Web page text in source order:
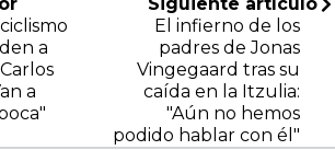
a
a
El infierno de los
padres de Jonas
Vingegaard tras su
caída en la Itzulia:
"Aún no hemos
podido hablar con él"